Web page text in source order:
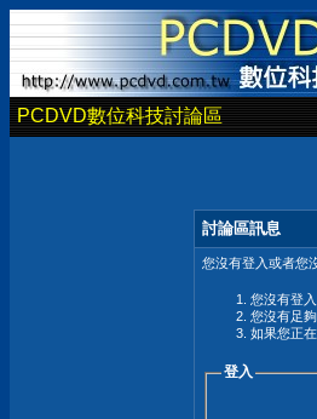
PCDVD數位科技討論區
討論區訊息
您沒有登入或者您
您沒有登
您沒有足
如果您正
登入